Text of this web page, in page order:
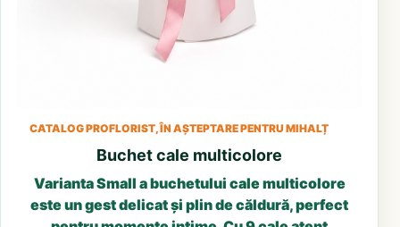
CATALOG PROFLORIST, ÎN AȘTEPTARE PENTRU MIHALȚ
Buchet cale multicolore
Varianta Small a buchetului cale multicolore
este un gest delicat și plin de căldură, perfect